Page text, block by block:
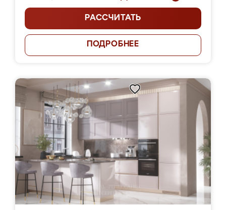
РАССЧИТАТЬ
ПОДРОБНЕЕ